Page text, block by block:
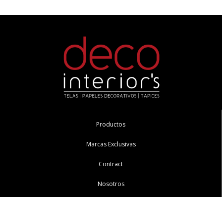
Productos
Marcas Exclusivas
Contract
Nosotros